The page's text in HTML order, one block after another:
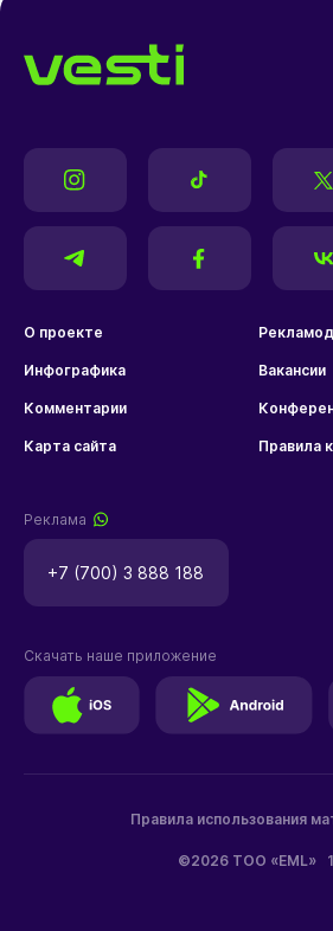
О проекте
Инфографика Вакансии
Комментарии
Карта сайта Правила
Реклама
+7 (700) 3 888 188
©2026 ТОО «EML»
Правила использования
Скачать наше приложение